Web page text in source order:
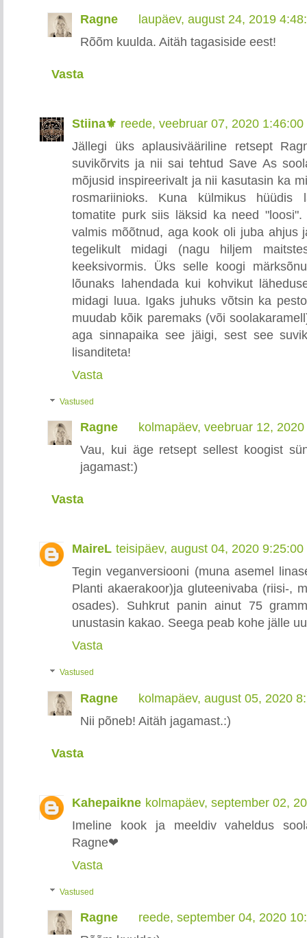
Ragne
laupäev, august 24, 2019
Rõõm kuulda. Aitäh tagasiside eest!
Vasta
Stiina⚜️ reede, veebruar 07, 2020 1:46:00
Jällegi üks aplausivääriline retsept
suvikõrvits ja nii sai tehtud Save As
mõjusid inspireerivalt ja nii kasutasin ka
rosmariinioks. Kuna külmikus hüüdis
tomatite purk siis läksid ka need
valmis mõõtnud, aga kook oli juba ahjus
tegelikult midagi (nagu hiljem
keeksivormis. Üks selle koogi
lõunaks lahendada kui kohvikut
midagi luua. Igaks juhuks võtsin ka
muudab kõik paremaks (või
aga sinnapaika see jäigi, sest see
lisanditeta!
Vasta
Vastused
Ragne
kolmapäev, veebruar 12,
Vau, kui äge retsept sellest koogist
jagamast:)
Vasta
MaireL teisipäev, august 04, 2020 9:25:00
Tegin veganversiooni (muna asemel
Planti akaerakoor)ja gluteenivaba (riisi-,
osades). Suhkrut panin ainut 75
unustasin kakao. Seega peab kohe jälle
Vasta
Vastused
Ragne
kolmapäev, august 05, 2020
Nii põneb! Aitäh jagamast.:)
Vasta
Kahepaikne kolmapäev, september 02,
Imeline kook ja meeldiv vaheldus
Ragne❤
Vasta
Vastused
Ragne
reede, september 04, 2020